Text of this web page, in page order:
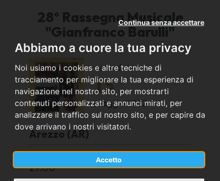
Abbiamo a cuore la tua privacy
Noi usiamo i cookies e altre tecniche di
tracciamento per migliorare la tua esperienza di
navigazione nel nostro sito, per mostrarti
contenuti personalizzati e annunci mirati, per
analizzare il traffico sul nostro sito, e per capire da
dove arrivano i nostri visitatori.
Accetto
Continua senza accettare
28° Rassegna Musicale
"Gianfranco Barulli"
venerdì
13
maggio2022
Arezzo (AR)
Circolo Artistico-Corso Italia,108-Arezzo
21.00